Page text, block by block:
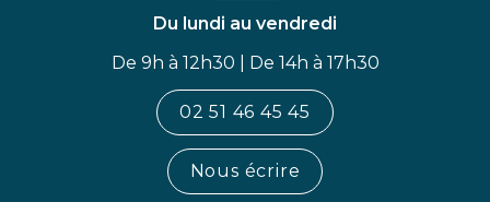
Du lundi au vendredi
De 9h à 12h30 | De 14h à 17h30
02 51 46 45 45
Nous écrire